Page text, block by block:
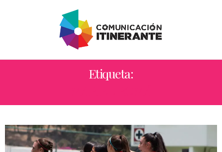
Etiqueta: